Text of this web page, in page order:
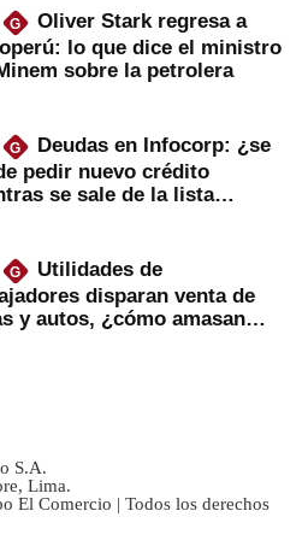
G
Oliver Stark regresa a
lo que dice el ministro
sobre la petrolera
G
Deudas en Infocorp: ¿se
pedir nuevo crédito
se sale de la lista
G
Utilidades de
disparan venta de
y autos, ¿cómo amasan
S.A.
Lima.
El Comercio | Todos los derechos